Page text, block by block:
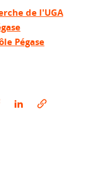
de l'UGA
Pégase
Partager surPartager sur